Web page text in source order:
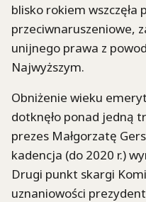
blisko rokiem wszczęła
przeciwnaruszeniowe,
unijnego prawa z
Najwyższym.
Obniżenie wieku
dotknęło ponad jedną
prezes Małgorzatę
kadencja (do 2020 r.)
Drugi punkt skargi
uznaniowości